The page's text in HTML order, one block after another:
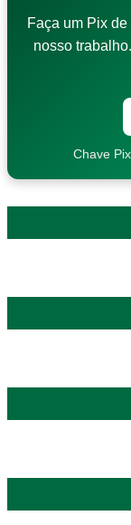
Faça um Pix
nosso
Chave